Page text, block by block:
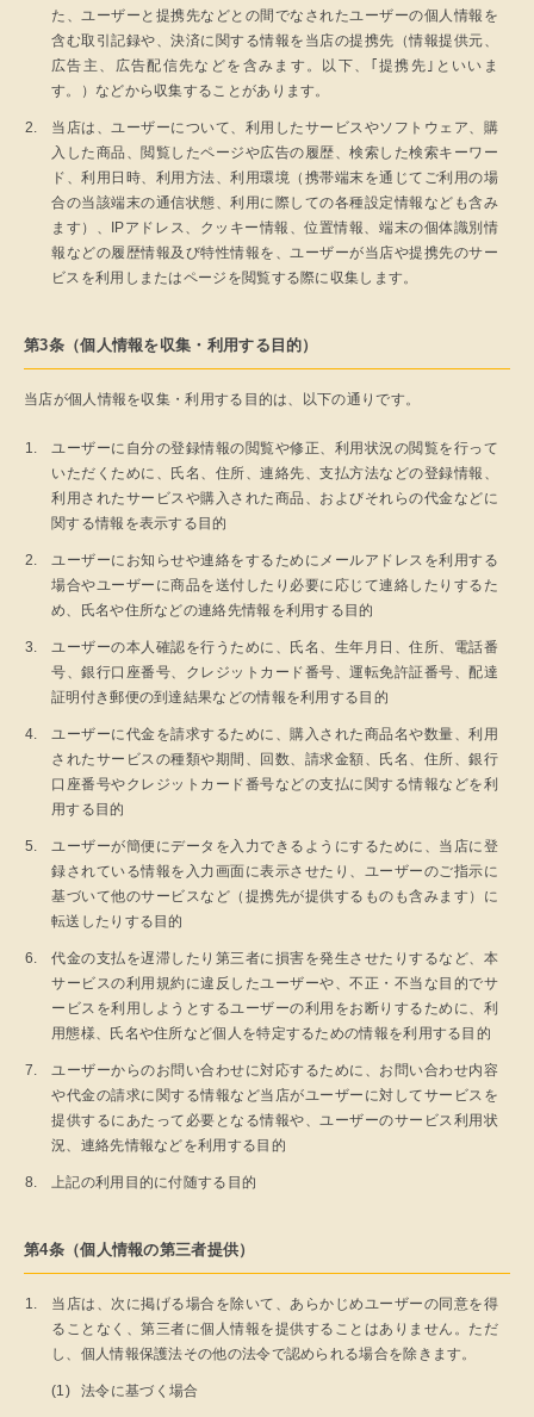
た、ユーザーと提携先などとの間でなされたユーザーの個人情報を
含む取引記録や、決済に関する情報を当店の提携先（情報提供元、
広告主、広告配信先などを含みます。以下、｢提携先｣といいま
す。）などから収集することがあります。
当店は、ユーザーについて、利用したサービスやソフトウェア、購
入した商品、閲覧したページや広告の履歴、検索した検索キーワー
ド、利用日時、利用方法、利用環境（携帯端末を通じてご利用の場
合の当該端末の通信状態、利用に際しての各種設定情報なども含み
ます）、IPアドレス、クッキー情報、位置情報、端末の個体識別情
報などの履歴情報及び特性情報を、ユーザーが当店や提携先のサー
ビスを利用しまたはページを閲覧する際に収集します。
第3条（個人情報を収集・利用する目的）
当店が個人情報を収集・利用する目的は、以下の通りです。
ユーザーに自分の登録情報の閲覧や修正、利用状況の閲覧を行って
いただくために、氏名、住所、連絡先、支払方法などの登録情報、
利用されたサービスや購入された商品、およびそれらの代金などに
関する情報を表示する目的
ユーザーにお知らせや連絡をするためにメールアドレスを利用する
場合やユーザーに商品を送付したり必要に応じて連絡したりするた
め、氏名や住所などの連絡先情報を利用する目的
ユーザーの本人確認を行うために、氏名、生年月日、住所、電話番
号、銀行口座番号、クレジットカード番号、運転免許証番号、配達
証明付き郵便の到達結果などの情報を利用する目的
ユーザーに代金を請求するために、購入された商品名や数量、利用
されたサービスの種類や期間、回数、請求金額、氏名、住所、銀行
口座番号やクレジットカード番号などの支払に関する情報などを利
用する目的
ユーザーが簡便にデータを入力できるようにするために、当店に登
録されている情報を入力画面に表示させたり、ユーザーのご指示に
基づいて他のサービスなど（提携先が提供するものも含みます）に
転送したりする目的
代金の支払を遅滞したり第三者に損害を発生させたりするなど、本
サービスの利用規約に違反したユーザーや、不正・不当な目的でサ
ービスを利用しようとするユーザーの利用をお断りするために、利
用態様、氏名や住所など個人を特定するための情報を利用する目的
ユーザーからのお問い合わせに対応するために、お問い合わせ内容
や代金の請求に関する情報など当店がユーザーに対してサービスを
提供するにあたって必要となる情報や、ユーザーのサービス利用状
況、連絡先情報などを利用する目的
上記の利用目的に付随する目的
第4条（個人情報の第三者提供）
当店は、次に掲げる場合を除いて、あらかじめユーザーの同意を得
ることなく、第三者に個人情報を提供することはありません。ただ
し、個人情報保護法その他の法令で認められる場合を除きます。
法令に基づく場合